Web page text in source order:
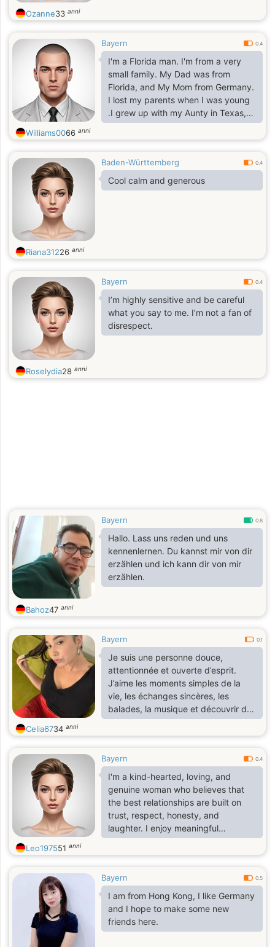
Ozanne33 anni
Bayern 0.4
I'm a Florida man. I'm from a very
small family. My Dad was from
Florida, and My Mom from Germany.
I lost my parents when I was young
.I grew up with my Aunty in Texas,
for so many years before relocating
back to Florida
Williams0066 anni
Baden-Württemberg 0.4
Cool calm and generous
Riana31226 anni
Bayern 0.4
I’m highly sensitive and be careful
what you say to me. I’m not a fan of
disrespect.
Roselydia28 anni
Bayern 0.8
Hallo. Lass uns reden und uns
kennenlernen. Du kannst mir von dir
erzählen und ich kann dir von mir
erzählen.
Bahoz47 anni
Bayern 0.1
Je suis une personne douce,
attentionnée et ouverte d’esprit.
J’aime les moments simples de la
vie, les échanges sincères, les
balades, la musique et découvrir de
nouvelles choses. Je recherche une
relation sérieuse basée sur la
complicité. Pour moi, le plus
important est de construire une belle
histoire avec une personne honnête
et bienveillante.
Celia6734 anni
Bayern 0.4
I'm a kind-hearted, loving, and
genuine woman who believes that
the best relationships are built on
trust, respect, honesty, and
laughter. I enjoy meaningful
conversations, quiet moments, and
creating beautiful memories with the
kindness, and a good sense of
humor.
Leo197551 anni
Bayern 0.5
I am from Hong Kong, I like Germany
and I hope to make some new
friends here.